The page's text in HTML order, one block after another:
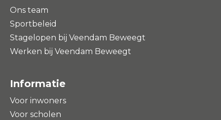
Ons team
Sportbeleid
Stagelopen bij Veendam Beweegt
Werken bij Veendam Beweegt
Informatie
Voor inwoners
Voor scholen